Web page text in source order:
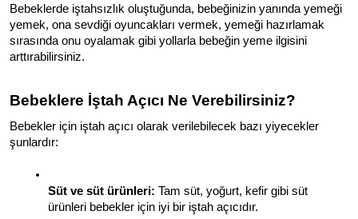
Bebeklerde iştahsızlık oluştuğunda, bebeğinizin yanında yemeği
yemek, ona sevdiği oyuncakları vermek, yemeği hazırlamak
sırasında onu oyalamak gibi yollarla bebeğin yeme ilgisini
arttırabilirsiniz.
Bebeklere İştah Açıcı Ne Verebilirsiniz?
Bebekler için iştah açıcı olarak verilebilecek bazı yiyecekler
şunlardır:
Süt ve süt ürünleri: Tam süt, yoğurt, kefir gibi süt
ürünleri bebekler için iyi bir iştah açıcıdır.